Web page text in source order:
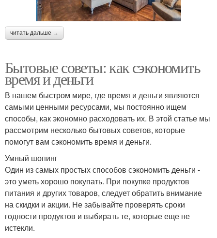
читать дальше →
Бытовые советы: как сэкономить
время и деньги
В нашем быстром мире, где время и деньги являются
самыми ценными ресурсами, мы постоянно ищем
способы, как экономно расходовать их. В этой статье мы
рассмотрим несколько бытовых советов, которые
помогут вам сэкономить время и деньги.
Умный шопинг
Один из самых простых способов сэкономить деньги -
это уметь хорошо покупать. При покупке продуктов
питания и других товаров, следует обратить внимание
на скидки и акции. Не забывайте проверять сроки
годности продуктов и выбирать те, которые еще не
истекли.